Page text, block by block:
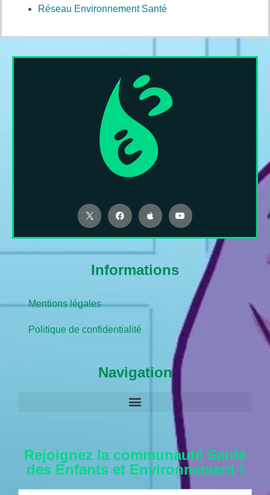
Réseau Environnement Santé
Informations
Mentions légales
Politique de confidentialité
Navigation
Rejoignez la communauté Santé
des Enfants et Environnement !